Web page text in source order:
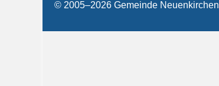
© 2005–2026 Gemeinde Neuenkirchen